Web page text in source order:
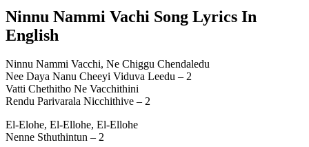
Ninnu Nammi Vachi Song Lyrics In
English
Ninnu Nammi Vacchi, Ne Chiggu Chendaledu
Nee Daya Nanu Cheeyi Viduva Leedu – 2
Vatti Chethitho Ne Vacchithini
Rendu Parivarala Nicchithive – 2
El-Elohe, El-Ellohe, El-Ellohe
Nenne Sthuthintun – 2